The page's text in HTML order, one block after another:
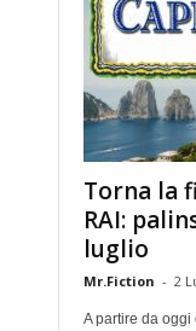
Torna la
RAI:
luglio
Mr.Fiction - 2
A partire da